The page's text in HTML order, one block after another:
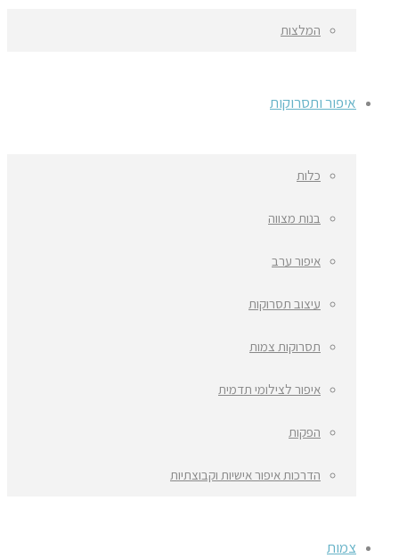
המלצות
איפור ותסרוקות
כלות
בנות מצווה
איפור ערב
עיצוב תסרוקות
תסרוקות צמות
איפור לצילומי תדמית
הפקות
הדרכות איפור אישיות וקבוצתיות
צמות